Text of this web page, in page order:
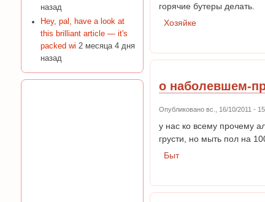
горячие бутеры делать.
Хозяйке
о наболевшем-
Опубликовано вс., 16/10/2011 -
у нас ко всему прочему
грусти, но мыть пол на
Быт
назад
Hey, pal, have a look at
this brilliant article — it's
packed wi 2 месяца 4 дня
назад